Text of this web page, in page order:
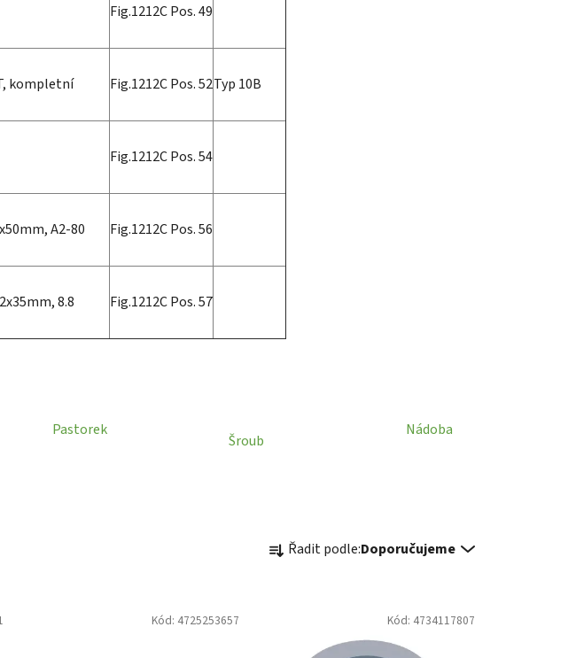
Fig.1212C Pos. 49
kompletní Fig.1212C Pos. 52Typ 10B
Fig.1212C Pos. 54
A2-80 Fig.1212C Pos. 56
8.8 Fig.1212C Pos. 57
Pastorek
Šroub
Nádoba
a Řadit podle:Doporučujeme
Kód: 4725253657 Kód: 4734117807